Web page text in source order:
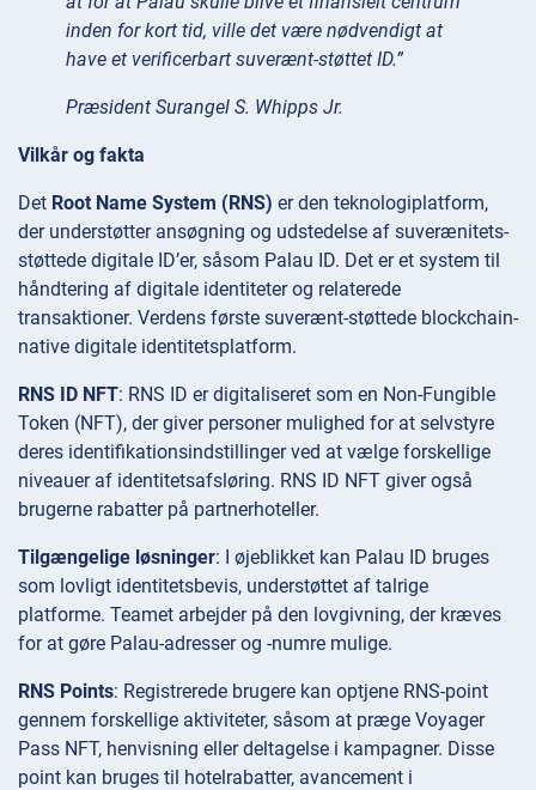
inden for kort tid, ville det være nødvendigt at
have et verificerbart suverænt-støttet ID.”
Præsident Surangel S. Whipps Jr.
Vilkår og fakta
Det Root Name System (RNS) er den teknologiplatform,
der understøtter ansøgning og udstedelse af suverænitets-
støttede digitale ID’er, såsom Palau ID. Det er et system til
håndtering af digitale identiteter og relaterede
transaktioner. Verdens første suverænt-støttede blockchain-
native digitale identitetsplatform.
RNS ID NFT: RNS ID er digitaliseret som en Non-Fungible
Token (NFT), der giver personer mulighed for at selvstyre
deres identifikationsindstillinger ved at vælge forskellige
niveauer af identitetsafsløring. RNS ID NFT giver også
brugerne rabatter på partnerhoteller.
Tilgængelige løsninger: I øjeblikket kan Palau ID bruges
som lovligt identitetsbevis, understøttet af talrige
platforme. Teamet arbejder på den lovgivning, der kræves
for at gøre Palau-adresser og -numre mulige.
RNS Points: Registrerede brugere kan optjene RNS-point
gennem forskellige aktiviteter, såsom at præge Voyager
Pass NFT, henvisning eller deltagelse i kampagner. Disse
point kan bruges til hotelrabatter, avancement i